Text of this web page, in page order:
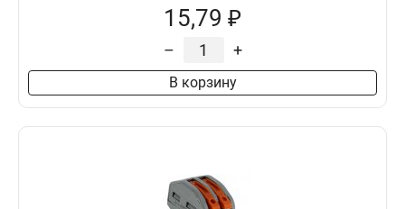
15,79 ₽
– +
В корзину